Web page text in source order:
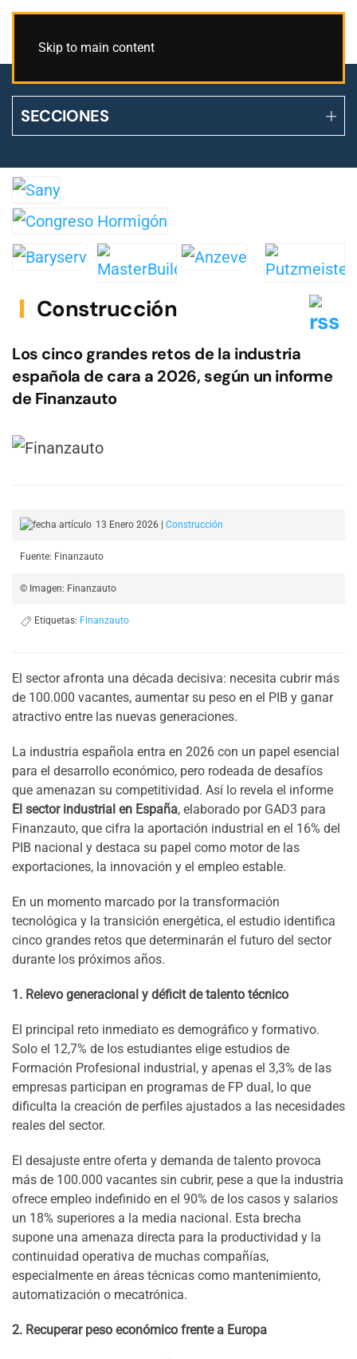
Skip to main content
SECCIONES
Construcción
Los cinco grandes retos de la industria
española de cara a 2026, según un informe
de Finanzauto
13 Enero 2026 Construcción
Fuente: Finanzauto
© Imagen: Finanzauto
Etiquetas: Finanzauto
El sector afronta una década decisiva: necesita cubrir más
de 100.000 vacantes, aumentar su peso en el PIB y ganar
atractivo entre las nuevas generaciones.
La industria española entra en 2026 con un papel esencial
para el desarrollo económico, pero rodeada de desafíos
que amenazan su competitividad. Así lo revela el informe
El sector industrial en España, elaborado por GAD3 para
Finanzauto, que cifra la aportación industrial en el 16% del
PIB nacional y destaca su papel como motor de las
exportaciones, la innovación y el empleo estable.
En un momento marcado por la transformación
tecnológica y la transición energética, el estudio identifica
cinco grandes retos que determinarán el futuro del sector
durante los próximos años.
1. Relevo generacional y déficit de talento técnico
El principal reto inmediato es demográfico y formativo.
Solo el 12,7% de los estudiantes elige estudios de
Formación Profesional industrial, y apenas el 3,3% de las
empresas participan en programas de FP dual, lo que
dificulta la creación de perfiles ajustados a las necesidades
reales del sector.
El desajuste entre oferta y demanda de talento provoca
más de 100.000 vacantes sin cubrir, pese a que la industria
ofrece empleo indefinido en el 90% de los casos y salarios
un 18% superiores a la media nacional. Esta brecha
supone una amenaza directa para la productividad y la
continuidad operativa de muchas compañías,
especialmente en áreas técnicas como mantenimiento,
automatización o mecatrónica.
2. Recuperar peso económico frente a Europa